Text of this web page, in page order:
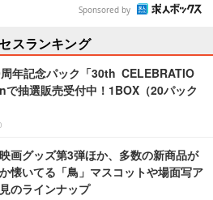
Sponsored by
スランキング
周年記念パック「30th CELEBRATIO
で抽選販売受付中！1BOX（20パック
映画グッズ第3弾ほか、多数の新商品が
懐いてる「鳥」マスコットや場面写ア
のラインナップ